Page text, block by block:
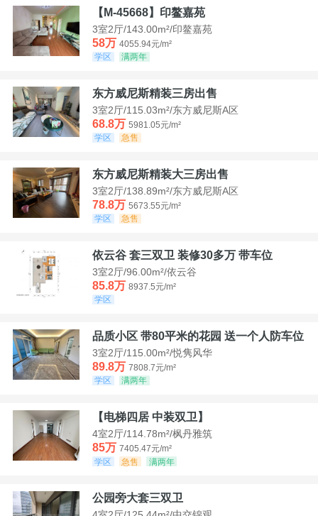
【M-45668】印鳌嘉苑
3室2厅/143.00m²/印鳌嘉苑
58万 4055.94元/m²
学区
满两年
东方威尼斯精装三房出售
3室2厅/115.03m²/东方威尼斯A区
68.8万 5981.05元/m²
学区
急售
东方威尼斯精装大三房出售
3室2厅/138.89m²/东方威尼斯A区
78.8万 5673.55元/m²
学区
急售
依云谷 套三双卫 装修30多万 带车位
3室2厅/96.00m²/依云谷
85.8万 8937.5元/m²
学区
品质小区 带80平米的花园 送一个人防车位
3室2厅/115.00m²/悦隽风华
89.8万 7808.7元/m²
学区
满两年
【电梯四居 中装双卫】
4室2厅/114.78m²/枫丹雅筑
85万 7405.47元/m²
学区
急售 满两年
公园旁大套三双卫